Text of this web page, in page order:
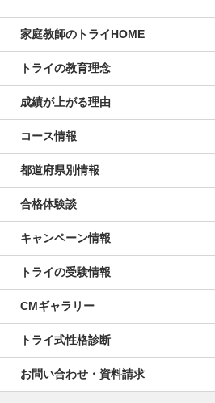
家庭教師のトライHOME
トライの教育理念
成績が上がる理由
コース情報
都道府県別情報
合格体験談
キャンペーン情報
トライの受験情報
CMギャラリー
トライ式性格診断
お問い合わせ・資料請求